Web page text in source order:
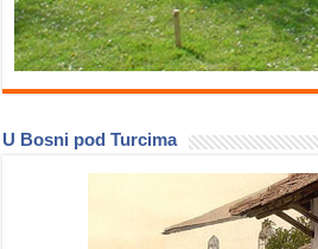
U Bosni pod Turcima